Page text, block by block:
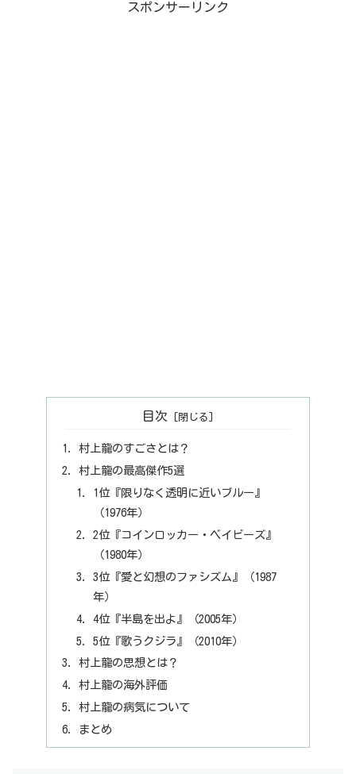
スポンサーリンク
目次
村上龍のすごさとは？
村上龍の最高傑作5選
1位『限りなく透明に近いブルー』
（1976年）
2位『コインロッカー・ベイビーズ』
（1980年）
3位『愛と幻想のファシズム』（1987
年）
4位『半島を出よ』（2005年）
5位『歌うクジラ』（2010年）
村上龍の思想とは？
村上龍の海外評価
村上龍の病気について
まとめ